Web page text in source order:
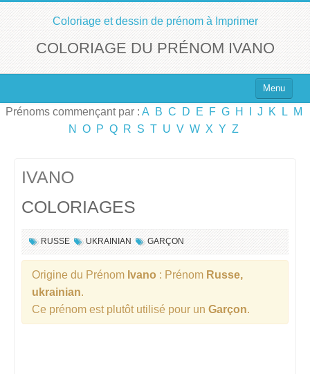
Coloriage et dessin de prénom à Imprimer
COLORIAGE DU PRÉNOM IVANO
Menu
Top 100 des Prénoms
Prénoms commençant par : A B C D E F G H J K L
M
N
O P Q R S T U V W X Y Z
IVANO
COLORIAGES
RUSSE UKRAINIAN GARÇON
Origine du Prénom Ivano : Prénom Russe,
ukrainian.
Ce prénom est plutôt utilisé pour un Garçon.